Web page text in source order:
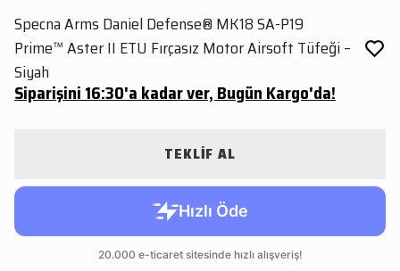
Specna Arms Daniel Defense® MK18 SA-P19
Prime™ Aster II ETU Fırçasız Motor Airsoft Tüfeği –
Siyah
Siparişini 16:30'a kadar ver, Bugün Kargo'da!
TEKLİF AL